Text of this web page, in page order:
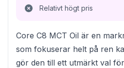
Relativt högt pris
Core C8 MCT Oil är en
som fokuserar helt på ren
gör den till ett utmärkt val